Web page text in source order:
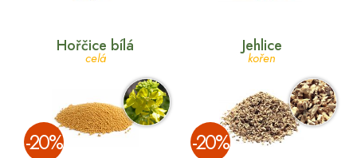
Hořčice bílá
celá
­-20%
Jehlice
kořen
­-20%